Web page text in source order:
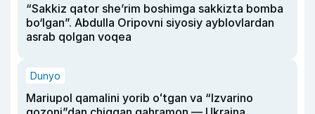
“Sakkiz qator she’rim boshimga sakkizta bomba
bo‘lgan”. Abdulla Oripovni siyosiy ayblovlardan
asrab qolgan voqea
Dunyo
Mariupol qamalini yorib oʻtgan va “Izvarino